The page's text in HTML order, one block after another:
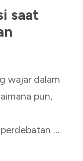
saat
wajar dalam
pun,
…